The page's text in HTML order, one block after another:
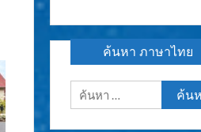
ค้นหา ภาษาไทย
ค้นหา
สำหรับ: